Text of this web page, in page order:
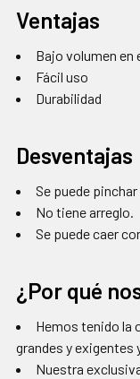
Ventajas
Bajo volumen en
Fácil uso
Durabilidad
Desventajas
Se puede
No tiene arreglo.
Se puede caer
¿Por qué
Hemos tenido la
grandes y exigentes
Nuestra